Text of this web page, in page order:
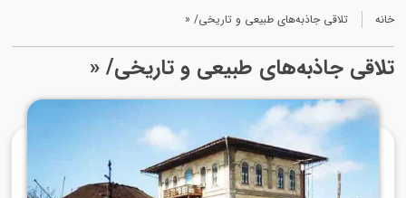
خانه تلاقی جاذبه‌های طبیعی و تاریخی/ «
تلاقی جاذبه‌های طبیعی و تاریخی/ «